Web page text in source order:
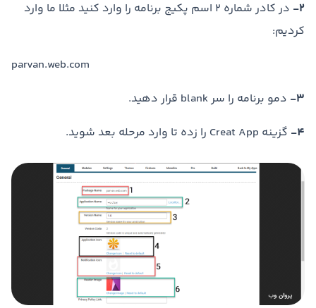
2-
در کادر شماره 2 اسم پکیج برنامه را وارد کنید مثلا ما وارد
کردیم:
parvan.web.com
3- دمو برنامه را سر blank قرار دهید.
4- گزینه Creat App را زده تا وارد مرحله بعد شوید.